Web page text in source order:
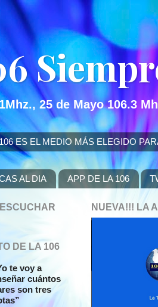
25 de Mayo 106.3
ES EL MEDIO MÁS ELEGIDO
AL DIA APP DE LA 106
NUEVA!!! LA
DE LA 106
te voy a
cuántos
son tres